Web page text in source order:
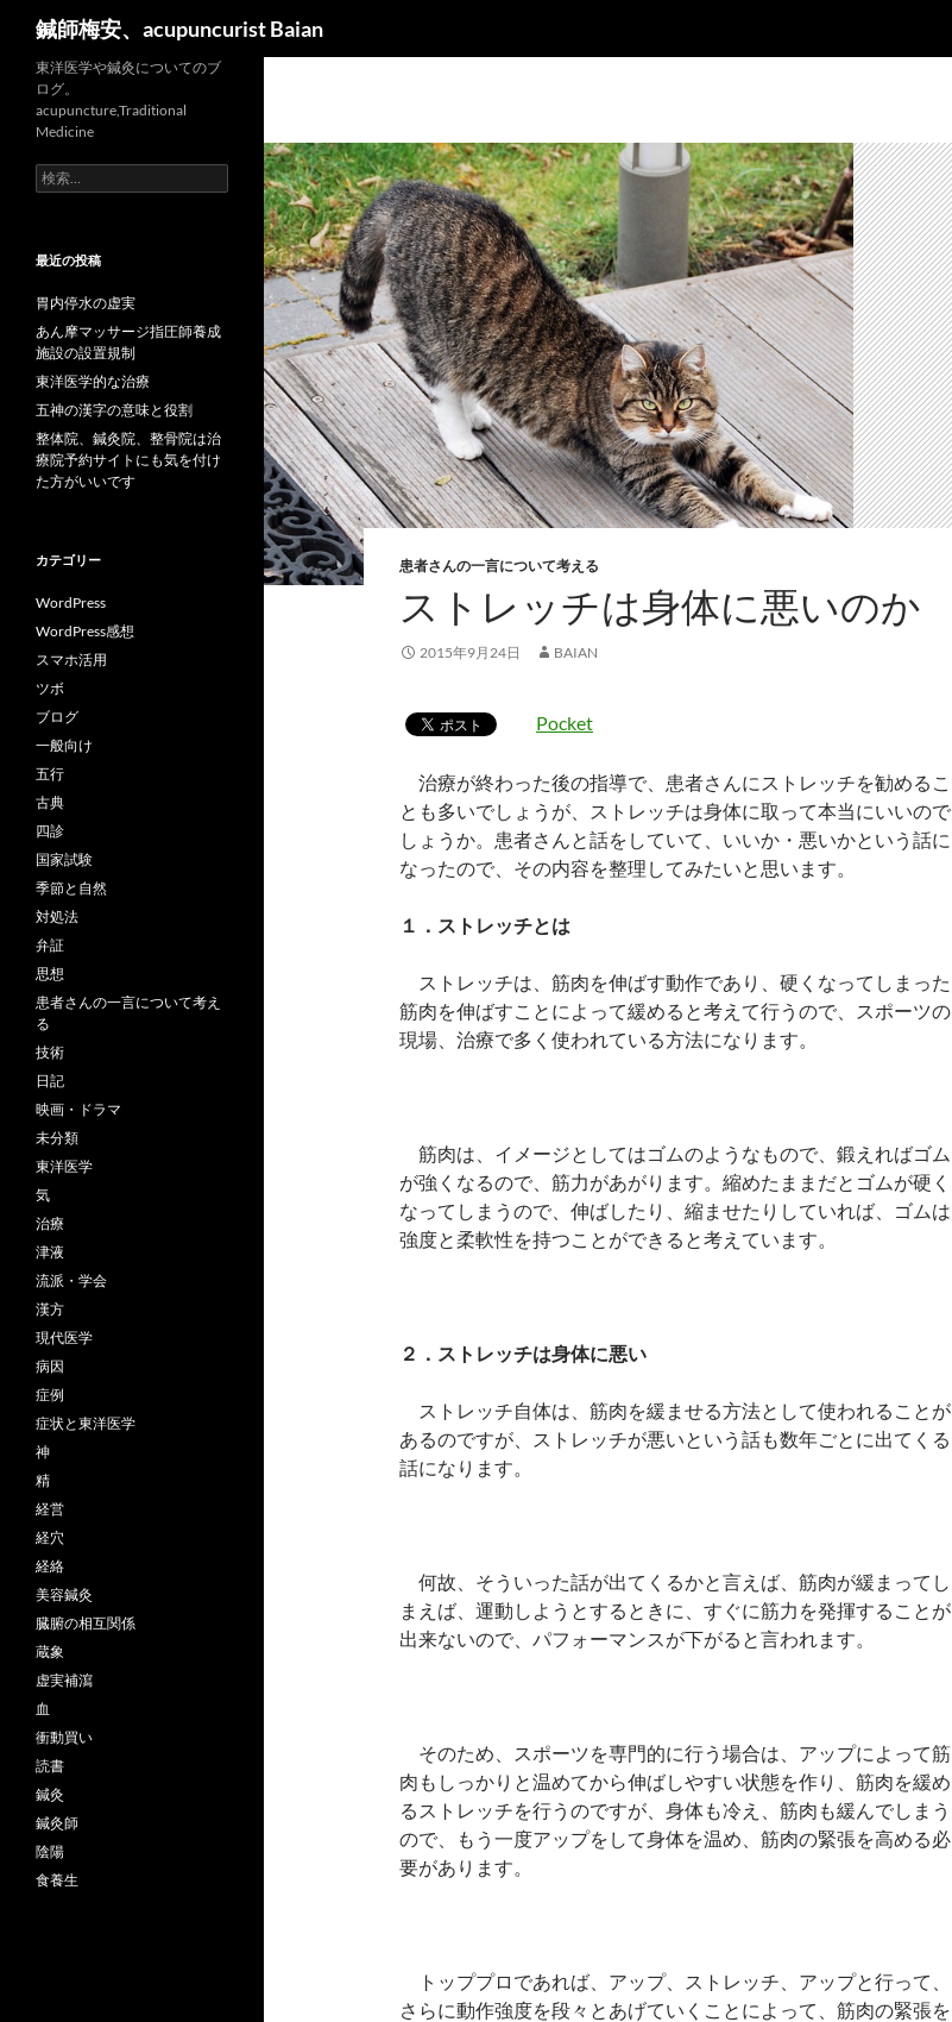
鍼師梅安、acupuncurist Baian
患者さんの一言について考える
ストレッチは身体に悪いのか
2015年9月24日 BAIAN
Pocket
治療が終わった後の指導で、患者さんにストレッチを勧めるこ
とも多いでしょうが、ストレッチは身体に取って本当にいいので
しょうか。患者さんと話をしていて、いいか・悪いかという話に
なったので、その内容を整理してみたいと思います。
１．ストレッチとは
ストレッチは、筋肉を伸ばす動作であり、硬くなってしまった
筋肉を伸ばすことによって緩めると考えて行うので、スポーツの
現場、治療で多く使われている方法になります。
筋肉は、イメージとしてはゴムのようなもので、鍛えればゴム
が強くなるので、筋力があがります。縮めたままだとゴムが硬く
なってしまうので、伸ばしたり、縮ませたりしていれば、ゴムは
強度と柔軟性を持つことができると考えています。
２．ストレッチは身体に悪い
ストレッチ自体は、筋肉を緩ませる方法として使われることが
あるのですが、ストレッチが悪いという話も数年ごとに出てくる
話になります。
何故、そういった話が出てくるかと言えば、筋肉が緩まってし
まえば、運動しようとするときに、すぐに筋力を発揮することが
出来ないので、パフォーマンスが下がると言われます。
そのため、スポーツを専門的に行う場合は、アップによって筋
肉もしっかりと温めてから伸ばしやすい状態を作り、筋肉を緩め
るストレッチを行うのですが、身体も冷え、筋肉も緩んでしまう
ので、もう一度アップをして身体を温め、筋肉の緊張を高める必
要があります。
トッププロであれば、アップ、ストレッチ、アップと行って、
さらに動作強度を段々とあげていくことによって、筋肉の緊張を
東洋医学や鍼灸についてのブ
ログ。
acupuncture,Traditional
Medicine
検
索:
最近の投稿
胃内停水の虚実
あん摩マッサージ指圧師養成
施設の設置規制
東洋医学的な治療
五神の漢字の意味と役割
整体院、鍼灸院、整骨院は治
療院予約サイトにも気を付け
た方がいいです
カテゴリー
WordPress
WordPress感想
スマホ活用
ツボ
ブログ
一般向け
五行
古典
四診
国家試験
季節と自然
対処法
弁証
思想
患者さんの一言について考え
る
技術
日記
映画・ドラマ
未分類
東洋医学
気
治療
津液
流派・学会
漢方
現代医学
病因
症例
症状と東洋医学
神
精
経営
経穴
経絡
美容鍼灸
臓腑の相互関係
蔵象
虚実補瀉
血
衝動買い
読書
鍼灸
鍼灸師
陰陽
食養生